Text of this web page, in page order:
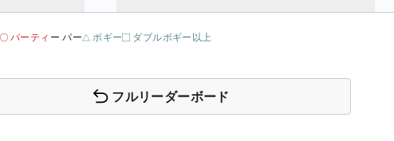
バーティ ー パー ボギー ダブルボギー以上
フルリーダーボード